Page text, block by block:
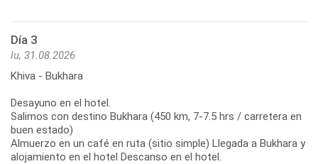
Día 3
lu, 31.08.2026
Khiva - Bukhara
Desayuno en el hotel.
Salimos con destino Bukhara (450 km, 7-7.5 hrs / carretera en
buen estado)
Almuerzo en un café en ruta (sitio simple) Llegada a Bukhara y
alojamiento en el hotel Descanso en el hotel.